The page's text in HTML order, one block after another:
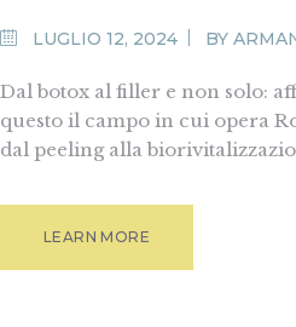
LUGLIO 12, 2024
BY
Dal botox al filler e non solo:
questo il campo in cui opera
dal peeling alla
LEARN MORE